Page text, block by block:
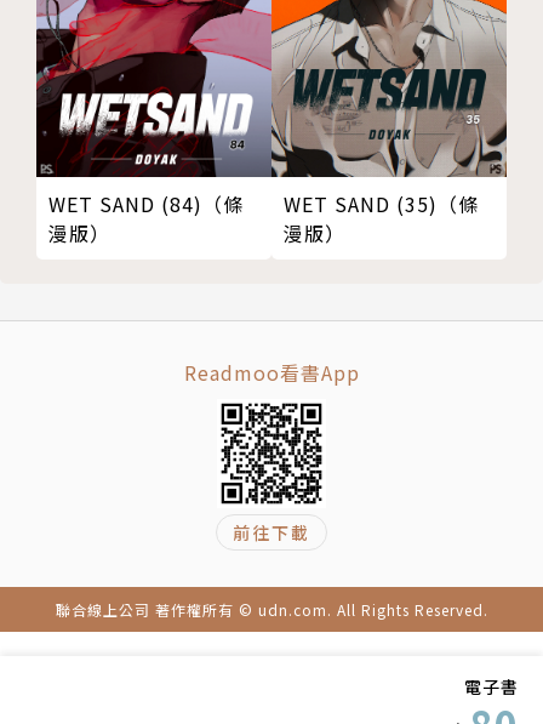
電子書
WET SAND (84)（條
漫版）
WET SAND (35)（條
漫版）
Readmoo看書App
前往下載
聯合線上公司 著作權所有 © udn.com. All Rights Reserved.